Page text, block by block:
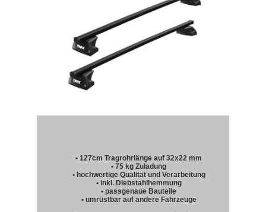
• 127cm Tragrohrlänge auf 32x22 mm
• 75 kg Zuladung
• hochwertige Qualität und Verarbeitung
• inkl. Diebstahlhemmung
• passgenaue Bauteile
• umrüstbar auf andere Fahrzeuge